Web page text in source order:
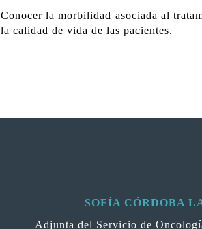
Conocer la morbilidad asociada al
la calidad de vida de las pacientes.
SOFÍA CÓRDOBA
Adjunta del Servicio de